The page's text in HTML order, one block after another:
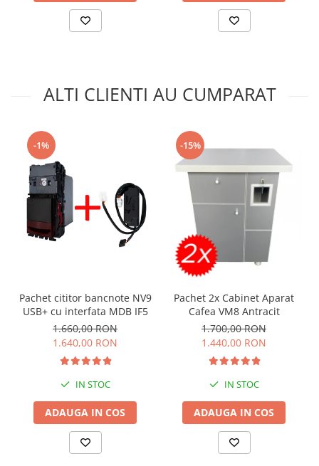
ALTI CLIENTI AU CUMPARAT
-1%
Pachet cititor bancnote NV9
USB+ cu interfata MDB IF5
1.660,00 RON
1.640,00 RON
IN STOC
ADAUGA IN COS
-15%
Pachet 2x Cabinet Aparat
Cafea VM8 Antracit
1.700,00 RON
1.440,00 RON
IN STOC
ADAUGA IN COS